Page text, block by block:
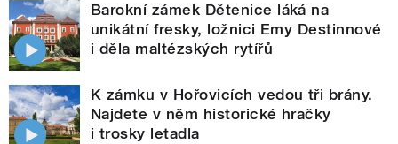
Barokní zámek Dětenice láká na
unikátní fresky, ložnici Emy Destinnové
i děla maltézských rytířů
K zámku v Hořovicích vedou tři brány.
Najdete v něm historické hračky
i trosky letadla